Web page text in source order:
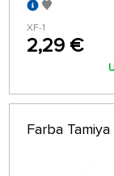
XF-1
2,29 €
Farba